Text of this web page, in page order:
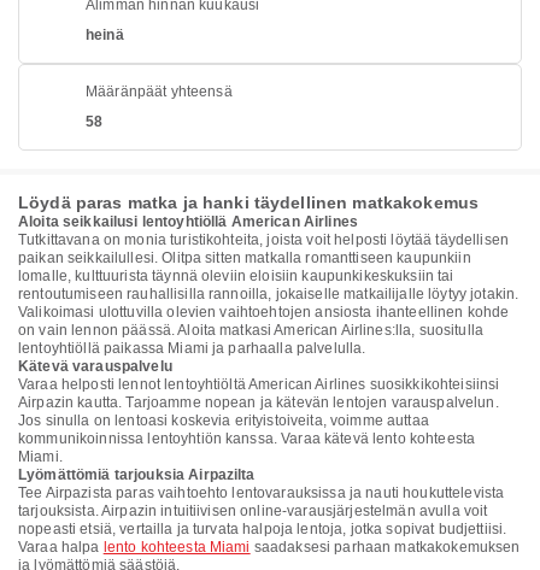
Alimman hinnan kuukausi
heinä
Määränpäät yhteensä
58
Löydä paras matka ja hanki täydellinen matkakokemus
Aloita seikkailusi lentoyhtiöllä American Airlines
Tutkittavana on monia turistikohteita, joista voit helposti löytää täydellisen
paikan seikkailullesi. Olitpa sitten matkalla romanttiseen kaupunkiin
lomalle, kulttuurista täynnä oleviin eloisiin kaupunkikeskuksiin tai
rentoutumiseen rauhallisilla rannoilla, jokaiselle matkailijalle löytyy jotakin.
Valikoimasi ulottuvilla olevien vaihtoehtojen ansiosta ihanteellinen kohde
on vain lennon päässä. Aloita matkasi American Airlines:lla, suositulla
lentoyhtiöllä paikassa Miami ja parhaalla palvelulla.
Kätevä varauspalvelu
Varaa helposti lennot lentoyhtiöltä American Airlines suosikkikohteisiinsi
Airpazin kautta. Tarjoamme nopean ja kätevän lentojen varauspalvelun.
Jos sinulla on lentoasi koskevia erityistoiveita, voimme auttaa
kommunikoinnissa lentoyhtiön kanssa. Varaa kätevä lento kohteesta
Miami.
Lyömättömiä tarjouksia Airpazilta
Tee Airpazista paras vaihtoehto lentovarauksissa ja nauti houkuttelevista
tarjouksista. Airpazin intuitiivisen online-varausjärjestelmän avulla voit
nopeasti etsiä, vertailla ja turvata halpoja lentoja, jotka sopivat budjettiisi.
Varaa halpa lento kohteesta Miami saadaksesi parhaan matkakokemuksen
ja lyömättömiä säästöjä.